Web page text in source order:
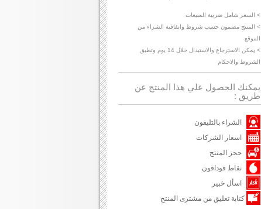
> السعر شامل ضريبة المبيعات
> المنتج مضمون حسب شروط واتفاقية الشراء من
الموقع
> يمكن الاسترجاع والاستبدال خلال 14 يوم وتطبق
الشروط والاحكام
يمكنك الحصول علي هذا المنتج عن
طريق :
الشراء بالتليفون
اسعار الشركات
حجز المنتج
نقاط فودافون
اسأل خبير
كتابة تعليق من مشترى المنتج